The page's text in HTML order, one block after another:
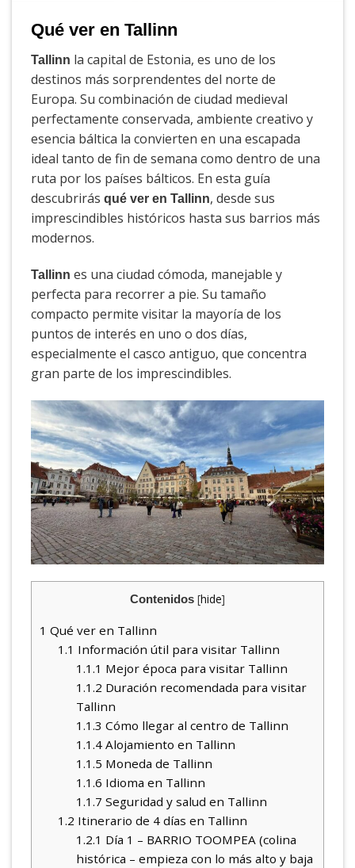
Qué ver en Tallinn
Tallinn la capital de Estonia, es uno de los
destinos más sorprendentes del norte de
Europa. Su combinación de ciudad medieval
perfectamente conservada, ambiente creativo y
esencia báltica la convierten en una escapada
ideal tanto de fin de semana como dentro de una
ruta por los países bálticos. En esta guía
descubrirás qué ver en Tallinn, desde sus
imprescindibles históricos hasta sus barrios más
modernos.
Tallinn es una ciudad cómoda, manejable y
perfecta para recorrer a pie. Su tamaño
compacto permite visitar la mayoría de los
puntos de interés en uno o dos días,
especialmente el casco antiguo, que concentra
gran parte de los imprescindibles.
Contenidos [hide]
1 Qué ver en Tallinn
1.1 Información útil para visitar Tallinn
1.1.1 Mejor época para visitar Tallinn
1.1.2 Duración recomendada para visitar
Tallinn
1.1.3 Cómo llegar al centro de Tallinn
1.1.4Alojamiento en Tallinn
1.1.5 Moneda de Tallinn
1.1.6 Idioma en Tallinn
1.1.7 Seguridad y salud en Tallinn
1.2 Itinerario de 4 días en Tallinn
1.2.1 Día 1 – BARRIO TOOMPEA (colina
histórica – empieza con lo más alto y baja